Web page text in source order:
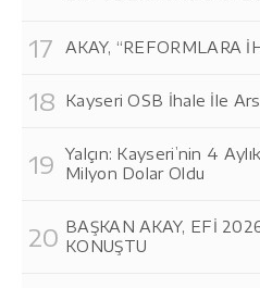
AKAY, “REFORMLARA
Kayseri OSB İhale İle
Yalçın: Kayseri’nin 4
Milyon Dolar Oldu
BAŞKAN AKAY, EFİ
KONUŞTU